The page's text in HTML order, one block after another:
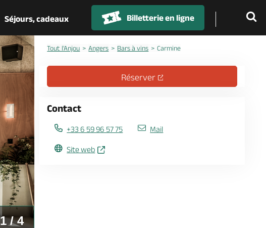
Séjours, cadeaux Billetterie en ligne
1 / 4
Tout l'Anjou Angers Bars à vins Carmine
Réserver
Contact
+33 6 59 96 57 75 Mail
Site web